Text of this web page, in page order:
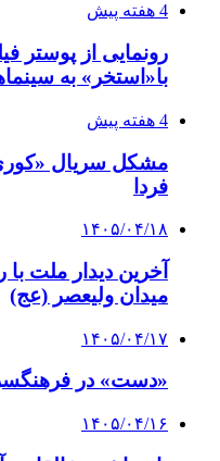
4 هفته پیش
رونمایی از
با«استخر» به
4 هفته پیش
مشکل سریال
فردا
۱۴۰۵/۰۴/۱۸
آخرین دیدار ملت
میدان ولیعصر (عج)
۱۴۰۵/۰۴/۱۷
«دست» در
۱۴۰۵/۰۴/۱۶